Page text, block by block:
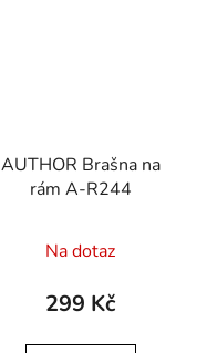
AUTHOR Brašna na
rám A-R244
Na dotaz
299 Kč